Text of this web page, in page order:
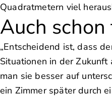
Quadratmetern viel
Auch
„Entscheidend ist, dass
Situationen in der Zukunft
man sie besser auf
ein Zimmer später durch